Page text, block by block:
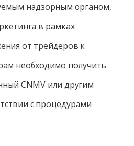
надзорным органом,
в рамках
от трейдеров к
необходимо получить
CNMV или другим
с процедурами